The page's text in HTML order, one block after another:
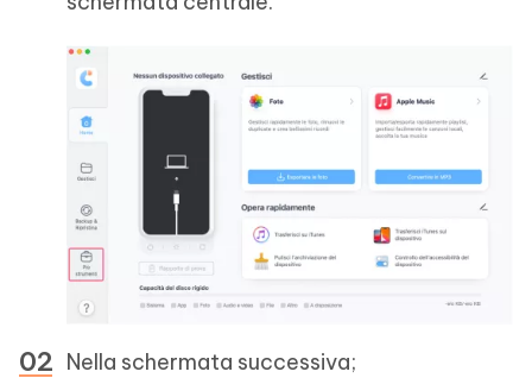
Nella schermata successiva;